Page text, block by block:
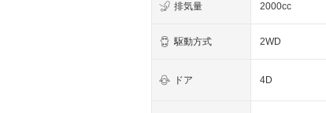
排気量 2000cc
駆動方式 2WD
ドア 4D